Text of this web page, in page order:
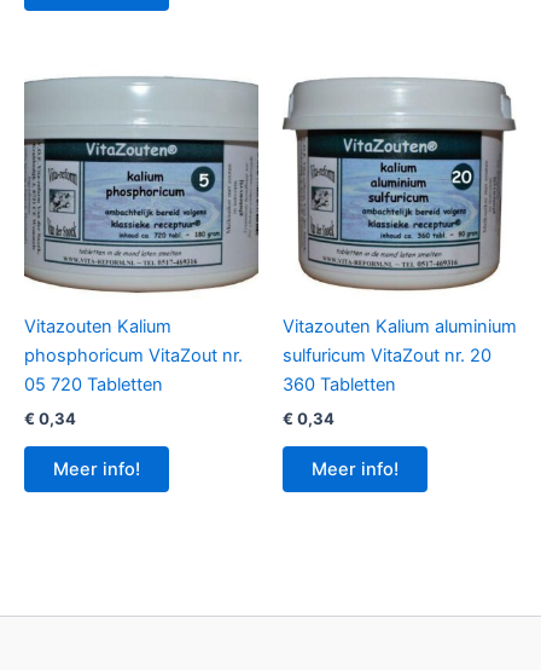
Vitazouten Kalium
phosphoricum VitaZout nr.
05 720 Tabletten
€ 0,34
Meer info!
Vitazouten Kalium aluminium
sulfuricum VitaZout nr. 20
360 Tabletten
€ 0,34
Meer info!